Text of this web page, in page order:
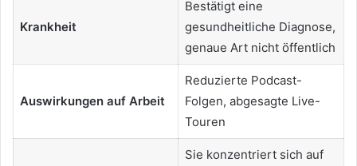
Krankheit
Bestätigt eine
gesundheitliche Diagnose,
genaue Art nicht öffentlich
Auswirkungen auf Arbeit
Reduzierte Podcast-
Folgen, abgesagte Live-
Touren
Sie konzentriert sich auf